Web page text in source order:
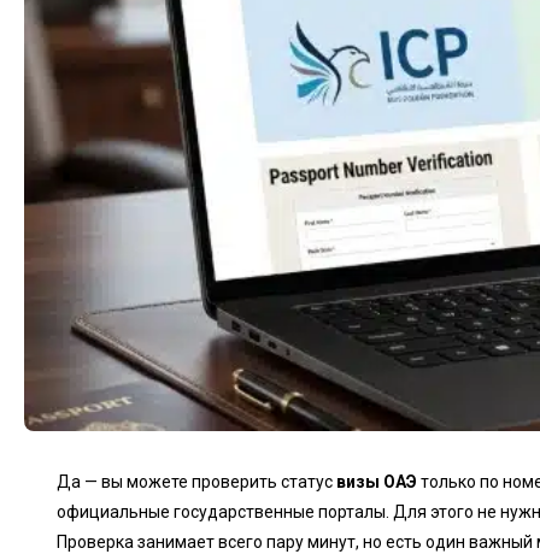
Да — вы можете проверить статус визы ОАЭ только по
официальные государственные порталы. Для этого не
Проверка занимает всего пару минут, но есть один